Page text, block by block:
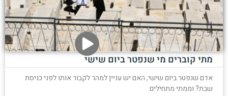
מתי קוברים מי שנפטר ביום שישי
אדם שנפטר ביום שישי, האם יש עניין למהר לקבור אותו לפני כניסת
שבת? וממתי מתחילים